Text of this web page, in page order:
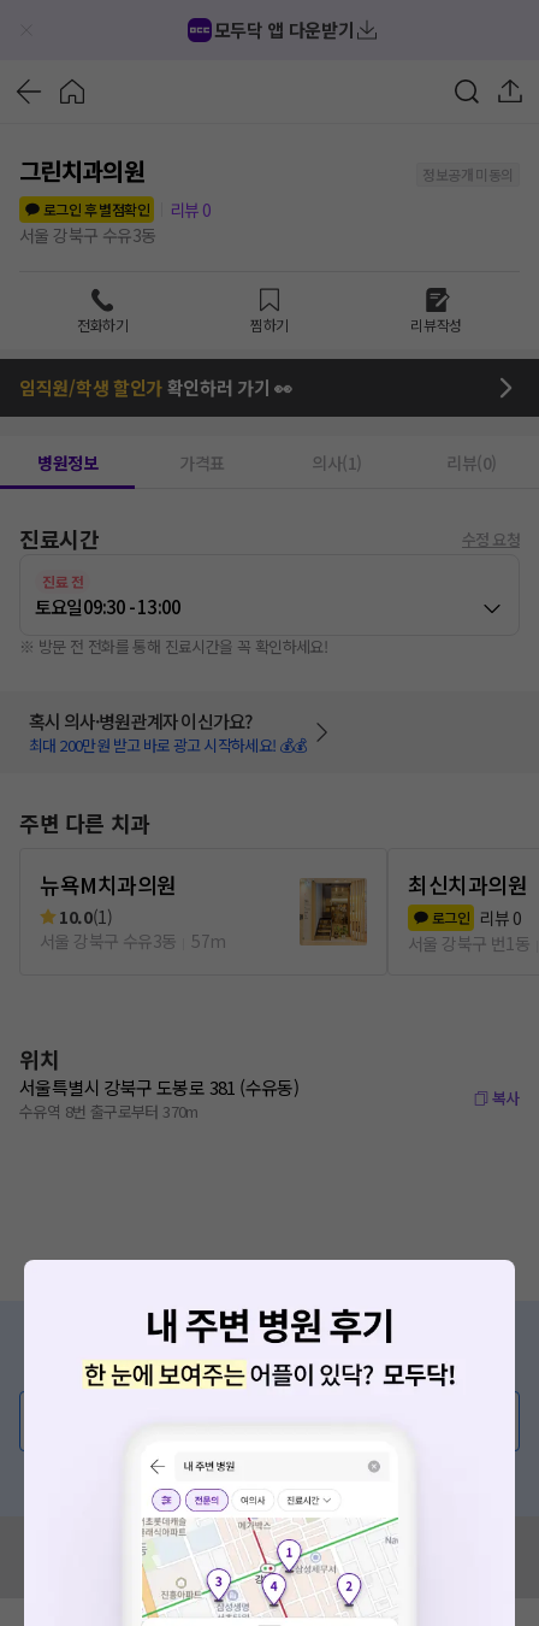
모두닥 앱 다운받기
그린치과의원
정보공개 미동의
로그인 후 별점확인
리뷰 0
서울 강북구 수유3동
전화하기 찜하기 리뷰작성
임직원/학생 할인가확인하러 가기 👀
병원정보 가격표 의사(1) 리뷰(0)
진료시간 수정 요청
진료 전
토요일09:30 - 13:00
※ 방문 전 전화를 통해 진료시간을 꼭 확인하세요!
혹시 의사·병원관계자 이신가요?
최대 200만원 받고 바로 광고 시작하세요! 💰💰
주변 다른 치과
뉴욕M치과의원
10.0(1)
서울 강북구 수유3동
57m
최신치과의원
로그인 리뷰 0
서울 강북구 번1동
위치
서울특별시 강북구 도봉로 381 (수유동)
수유역 8번 출구로부터 370m
복사
증상/치료, 궁금한 점이 있나요?
의사가 직접 답해드려요!
혹은, 의료상담 서비스에 다양한 게시글 보러가기
혹시 잘못된 병원정보가 있나요?
모두닥 팀에 알려주세요!